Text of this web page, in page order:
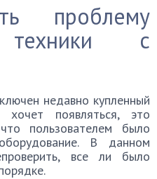
проблему
техники с
недавно купленный
появляться, это
пользователем было
В данном
все ли было